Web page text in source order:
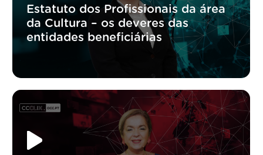
Estatuto dos Profissionais da área
da Cultura – os deveres das
entidades beneficiárias